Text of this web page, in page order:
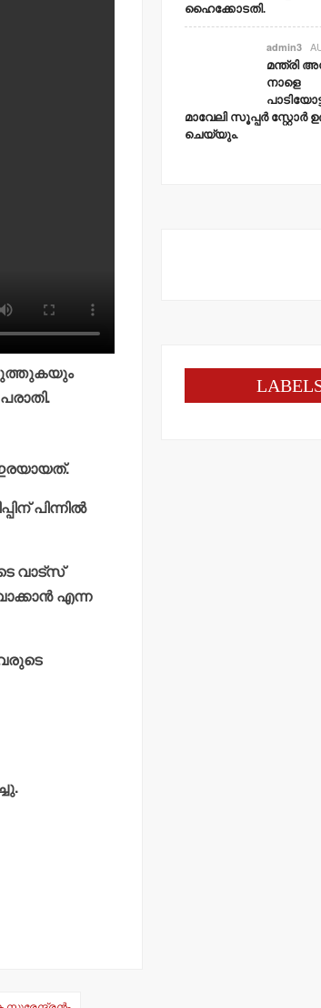
ഇരയായത്.
പിന്നില്‍
വാട്‌സ്
എന്ന
ഹൈക്കോടതി.
admin3
മന്ത്രി
നാളെ
മാവേലി സൂപ്പര്‍ സ്റ്റോര്‍
ചെയ്യും.